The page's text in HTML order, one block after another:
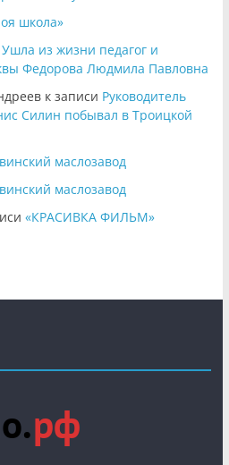
школа»
Ушла из жизни педагог и
Федорова Людмила Павловна
к записи Руководитель
Силин побывал в Троицкой
маслозавод
маслозавод
«КРАСИВКА ФИЛЬМ»